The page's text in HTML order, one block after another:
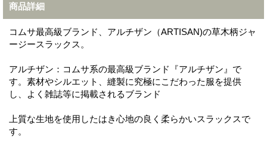
商品詳細
コムサ最高級ブランド、アルチザン（ARTISAN)の草木柄ジャ
ージースラックス。
アルチザン：コムサ系の最高級ブランド『アルチザン』で
す。素材やシルエット、縫製に究極にこだわった服を提供
し、よく雑誌等に掲載されるブランド
上質な生地を使用したはき心地の良く柔らかいスラックスで
す。